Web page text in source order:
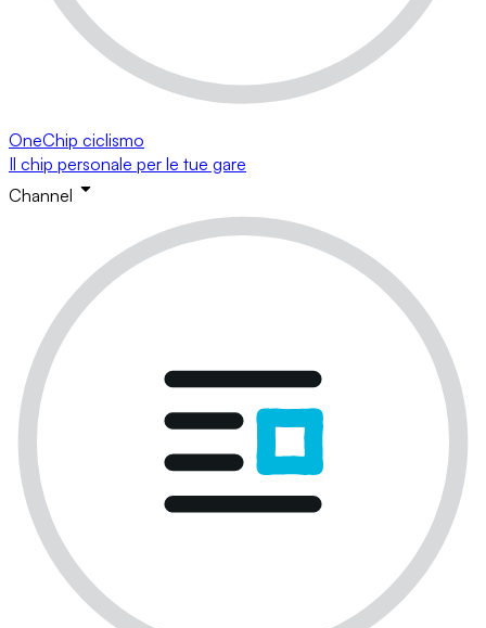
OneChip ciclismo
Il chip personale per le tue gare
Channel